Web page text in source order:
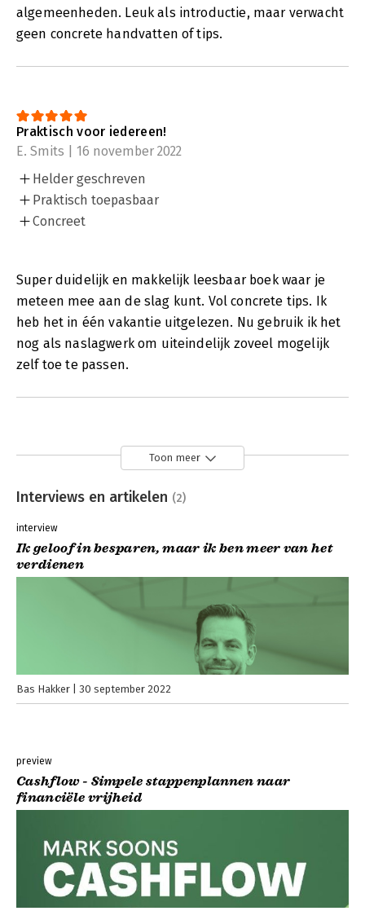
algemeenheden. Leuk als introductie, maar verwacht
geen concrete handvatten of tips.
Praktisch voor iedereen!
E. Smits | 16 november 2022
Helder geschreven
Praktisch toepasbaar
Concreet
Super duidelijk en makkelijk leesbaar boek waar je
meteen mee aan de slag kunt. Vol concrete tips. Ik
heb het in één vakantie uitgelezen. Nu gebruik ik het
nog als naslagwerk om uiteindelijk zoveel mogelijk
zelf toe te passen.
Toon meer
Interviews en artikelen (2)
interview
Ik geloof in besparen, maar ik ben meer van het
verdienen
Bas Hakker 30 september 2022
preview
Cashflow - Simpele stappenplannen naar
financiële vrijheid